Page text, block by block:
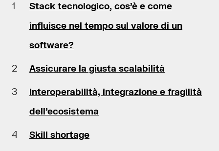
Stack tecnologico, cos’è e come
influisce nel tempo sul valore di un
software?
Assicurare la giusta scalabilità
Interoperabilità, integrazione e fragilità
dell’ecosistema
Skill shortage